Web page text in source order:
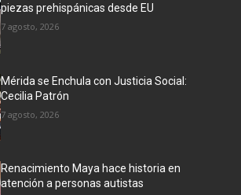
piezas prehispánicas desde EU
7 agosto, 2026
Mérida se Enchula con Justicia Social:
Cecilia Patrón
7 agosto, 2026
Renacimiento Maya hace historia en
atención a personas autistas